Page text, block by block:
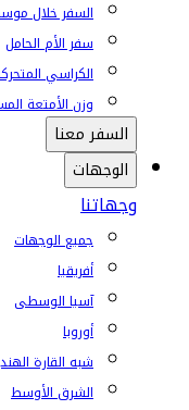
السفر خلال
سفر الأم الحامل
الكراسي
وزن الأمتعة
السفر معنا
الوجهات
وجهاتنا
جميع الوجهات
أفريقيا
آسيا الوسطى
أوروبا
شبه القارة
الشرق الأوسط